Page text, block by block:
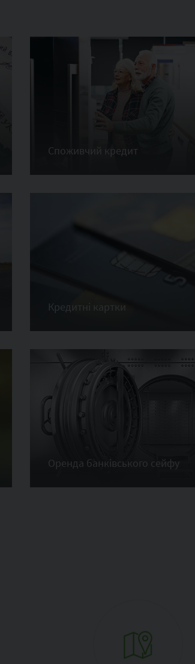
Споживчий кредит
Кредитні картки
Оренда банківського сейфу